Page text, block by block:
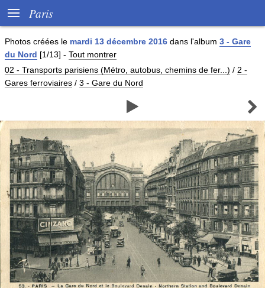
 Paris
Photos créées le mardi 13 décembre 2016 dans l'album 3 - Gare
du Nord [1/13] - Tout montrer
02 - Transports parisiens (Métro, autobus, chemins de fer...) / 2 -
Gares ferroviaires / 3 - Gare du Nord
 